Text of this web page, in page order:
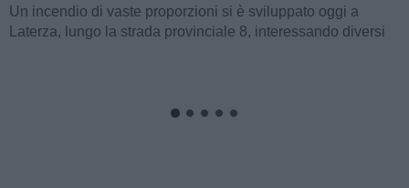
Un incendio di vaste proporzioni si è sviluppato oggi a
Laterza, lungo la strada provinciale 8, interessando diversi